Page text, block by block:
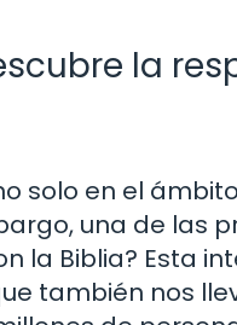
la
solo en el
una de las
la Biblia? Esta
también nos